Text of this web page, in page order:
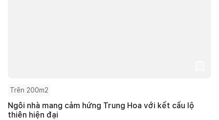
Trên 200m2
Ngôi nhà mang cảm hứng Trung Hoa với kết cấu lộ
thiên hiện đại